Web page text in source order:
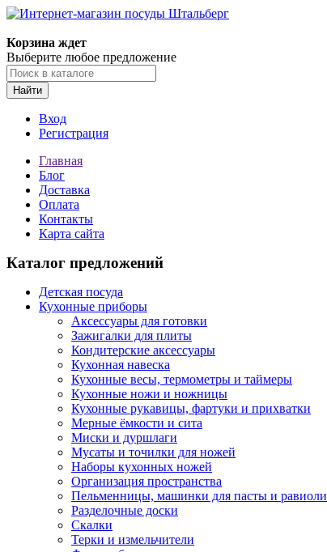
Корзина ждет
Выберите любое предложение
Найти
Вход
Регистрация
Главная
Блог
Доставка
Оплата
Контакты
Карта сайта
Каталог предложений
Детская посуда
Кухонные приборы
Аксессуары для готовки
Зажигалки для плиты
Кондитерские аксессуары
Кухонная навеска
Кухонные весы, термометры и таймеры
Кухонные ножи и ножницы
Кухонные рукавицы, фартуки и прихватки
Мерные ёмкости и сита
Миски и дуршлаги
Мусаты и точилки для ножей
Наборы кухонных ножей
Организация пространства
Пельменницы, машинки для пасты и равиоли
Разделочные доски
Скалки
Терки и измельчители